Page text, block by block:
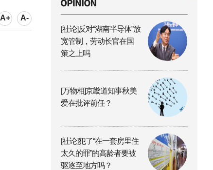
A+ A-
[社论]反对“湖南半导体”放
宽管制，劳动长官在国
策之上吗
[万物相]京畿道知事秋美
爱在批评前任？
[社论]犯了“在一套房里住
太久的罪”的高龄者要被
驱逐至地方吗？